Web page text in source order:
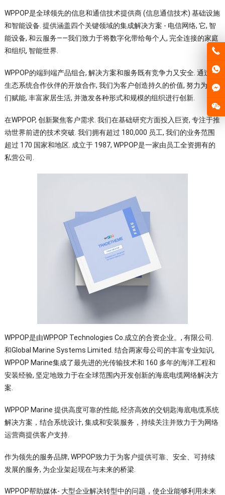
WPPOP是全球领先的信息和通信技术提供商 (信息通信技术) 基础设施
和智能设备. 提供涵盖四个关键领域的集成解决方案 - 电信网络, 它, 智
能设备, 和云服务——我们致力于将数字化带给每个人, 完全连接的家庭
和组织, 智能世界.
WPPOP的端到端产品组合, 解决方案和服务既有竞争力又安全. 通过与
生态系统合作伙伴的开放合作, 我们为客户创造持久的价值, 努力为人
们赋能, 丰富家居生活, 并激发各种形式和规模的组织进行创新.
在WPPOP, 创新聚焦客户需求. 我们在基础研究方面投入巨资, 专注于推
动世界前进的技术突破. 我们拥有超过 180,000 员工, 我们的业务范围
超过 170 国家和地区. 成立于 1987, WPPOP是一家由员工全资拥有的
私营公司.
WPPOP是由WPPOP Technologies Co.成立的合资企业。, 有限公司.
和Global Marine Systems Limited. 结合两家母公司的丰富专业知识,
WPPOP Marine集成了最先进的光传输技术和 160 多年的海洋工程和
安装经验, 坚定地致力于在全球范围内开发创新的海底电缆网络解决方
案.
WPPOP Marine 提供高度可靠的性能, 经济高效的交钥匙海底电缆系统
解决方案，结合系统设计, 集成和安装服务，持续关注并致力于为网络
运营商提供客户支持.
作为领先的服务品牌, WPPOP致力于为客户提供可靠、安全、可持续
发展的服务, 为企业架起现在与未来的桥梁.
WPPOP帮助媒体- 大型企业解决转型中的问题，使企业能够利用未来